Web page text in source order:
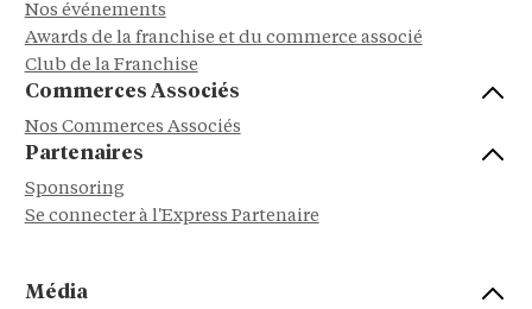
Nos événements
Awards de la franchise et du commerce associé
Club de la Franchise
Commerces Associés
Nos Commerces Associés
Partenaires
Sponsoring
Se connecter à l'Express Partenaire
Média